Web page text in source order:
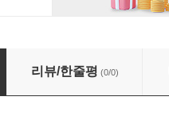
첫돌까지
리뷰/한줄평 (0/0)